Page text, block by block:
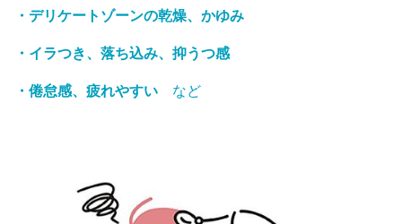
・デリケートゾーンの乾燥、かゆみ
・イラつき、落ち込み、抑うつ感
・倦怠感、疲れやすい など